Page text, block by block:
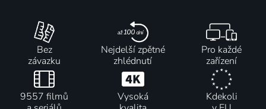
Bez
závazku
Nejdelší zpětné
zhlédnutí
Pro každé
zařízení
9557 filmů
Vysoká
Kdekoli